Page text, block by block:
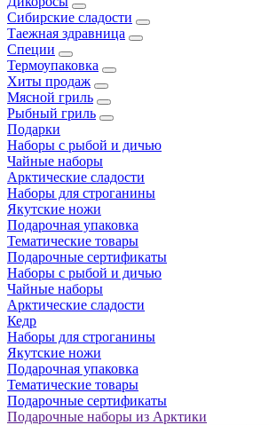
Сибирские сладости
Таежная здравница
Специи
Термоупаковка
Хиты продаж
Мясной гриль
Рыбный гриль
Подарки
Наборы с рыбой и дичью
Чайные наборы
Арктические сладости
Наборы для строганины
Якутские ножи
Подарочная упаковка
Тематические товары
Подарочные сертификаты
Наборы с рыбой и дичью
Чайные наборы
Арктические сладости
Кедр
Наборы для строганины
Якутские ножи
Подарочная упаковка
Тематические товары
Подарочные сертификаты
Подарочные наборы из Арктики